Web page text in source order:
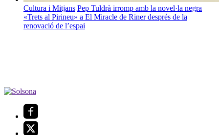
Cultura i Mitjans Pep Tuldrà irromp amb la novel·la negra
«Trets al Pirineu» a El Miracle de Riner després de la
renovació de l’espai